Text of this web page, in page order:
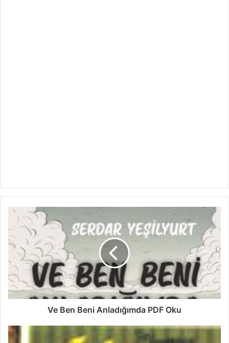
Ve Ben Beni Anladığımda PDF Oku